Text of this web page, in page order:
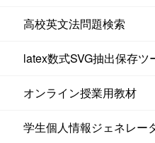
高校英文法問題検索
latex数式SVG抽出保存ツ
オンライン授業用教材
学生個人情報ジェネレー